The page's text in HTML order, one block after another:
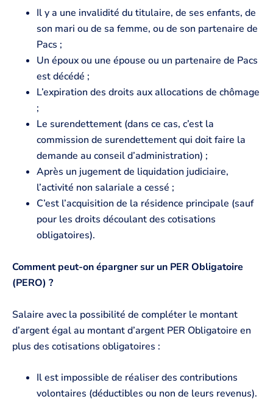
Il y a une invalidité du titulaire, de ses enfants, de
son mari ou de sa femme, ou de son partenaire de
Pacs ;
Un époux ou une épouse ou un partenaire de Pacs
est décédé ;
L’expiration des droits aux allocations de chômage
;
Le surendettement (dans ce cas, c’est la
commission de surendettement qui doit faire la
demande au conseil d’administration) ;
Après un jugement de liquidation judiciaire,
l’activité non salariale a cessé ;
C’est l’acquisition de la résidence principale (sauf
pour les droits découlant des cotisations
obligatoires).
Comment peut-on épargner sur un PER Obligatoire
(PERO) ?
Salaire avec la possibilité de compléter le montant
d’argent égal au montant d’argent PER Obligatoire en
plus des cotisations obligatoires :
Il est impossible de réaliser des contributions
volontaires (déductibles ou non de leurs revenus).